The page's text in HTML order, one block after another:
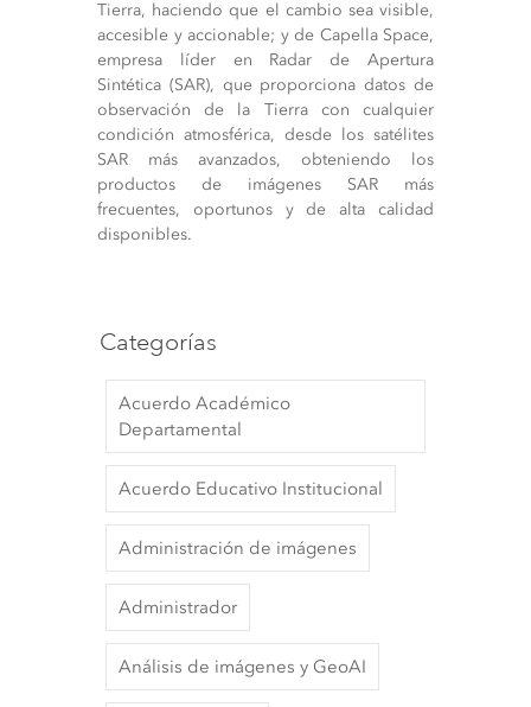
Tierra, haciendo que el cambio sea visible,
accesible y accionable; y de Capella Space,
empresa líder en Radar de Apertura
Sintética (SAR), que proporciona datos de
observación de la Tierra con cualquier
condición atmosférica, desde los satélites
SAR más avanzados, obteniendo los
productos de imágenes SAR más
frecuentes, oportunos y de alta calidad
disponibles.
Categorías
Acuerdo Académico
Departamental
Acuerdo Educativo Institucional
Administración de imágenes
Administrador
Análisis de imágenes y GeoAI